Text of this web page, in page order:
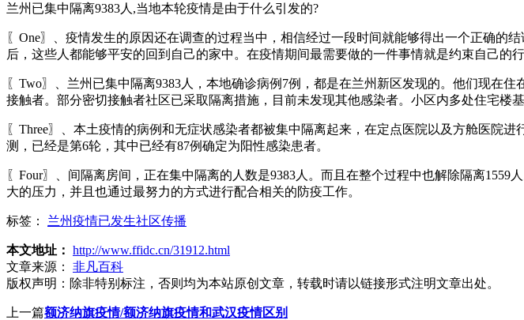
兰州已集中隔离9383人,当地本轮疫情是由于什么引发的?
〖One〗、疫情发生的原因还在调查的过程当中，相信经过一段时间就能够得出一个正确
后，这些人都能够平安的回到自己的家中。在疫情期间最需要做的一件事情就是约束自己的
〖Two〗、兰州已集中隔离9383人，本地确诊病例7例，都是在兰州新区发现的。他们现在
接触者。部分密切接触者社区已采取隔离措施，目前未发现其他感染者。小区内多处住宅楼
〖Three〗、本土疫情的病例和无症状感染者都被集中隔离起来，在定点医院以及方舱医院
测，已经是第6轮，其中已经有87例确定为阳性感染患者。
〖Four〗、间隔离房间，正在集中隔离的人数是9383人。而且在整个过程中也解除隔离
大的压力，并且也通过最努力的方式进行配合相关的防疫工作。
标签： 兰州疫情已发生社区传播
本文地址： http://www.ffidc.cn/31912.html
文章来源：
非凡百科
版权声明： 除非特别标注，否则均为本站原创文章，转载时请以链接形式注明文章出处。
上一篇额济纳旗疫情/额济纳旗疫情和武汉疫情区别